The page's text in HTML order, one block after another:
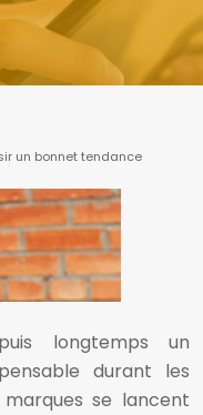
un bonnet tendance
longtemps un
durant les
se lancent